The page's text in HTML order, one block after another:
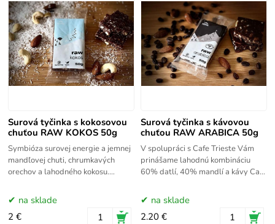
Surová tyčinka s kokosovou
chuťou RAW KOKOS 50g
Symbióza surovej energie a jemnej
mandľovej chuti, chrumkavých
orechov a lahodného kokosu.
na sklade
2 €
Surová tyčinka s kávovou
chuťou RAW ARABICA 50g
V spolupráci s Cafe Trieste Vám
prinášame lahodnú kombináciu
60% datlí, 40% mandlí a kávy Cafe
nadupaný životabudič!
na sklade
2.20 €